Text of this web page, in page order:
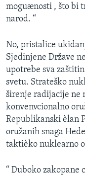
moguænosti , što bi
narod. “
No, pristalice
Sjedinjene Države
upotrebe sva
svetu. Strateško
širenje radijacije ne
konvenvcionalno
Republikanski èlan
oružanih snaga
taktièko nuklearno
“ Duboko zakopane